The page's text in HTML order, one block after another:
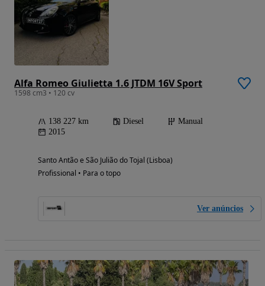
Alfa Romeo Giulietta 1.6 JTDM 16V Sport
1598 cm3 • 120 cv
138 227 km Diesel
Manual
2015
Santo Antão e São Julião do Tojal (Lisboa)
Profissional • Para o topo
Ver anúncios